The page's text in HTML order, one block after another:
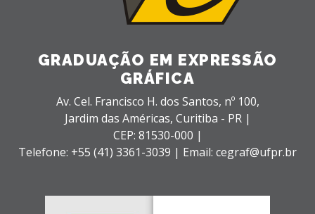
GRADUAÇÃO EM EXPRESSÃO
GRÁFICA
Av. Cel. Francisco H. dos Santos, nº 100,
Jardim das Américas, Curitiba - PR |
CEP: 81530-000 |
Telefone: +55 (41) 3361-3039 | Email: cegraf@ufpr.br